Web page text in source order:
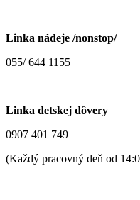
Linka nádeje /nonstop/
055/ 644 1155
Linka detskej dôvery
0907 401 749
(Každý pracovný deň od